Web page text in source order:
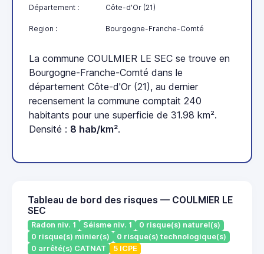
Département : Côte-d'Or (21)
Region : Bourgogne-Franche-Comté
La commune COULMIER LE SEC se trouve en
Bourgogne-Franche-Comté dans le
département Côte-d'Or (21), au dernier
recensement la commune comptait 240
habitants pour une superficie de 31.98 km².
Densité : 8 hab/km².
Tableau de bord des risques — COULMIER LE
SEC
Radon niv. 1 Séisme niv. 1
0 risque(s) naturel(s)
0 risque(s) minier(s)
0 risque(s) technologique(s)
0 arrêté(s) CATNAT
5 ICPE